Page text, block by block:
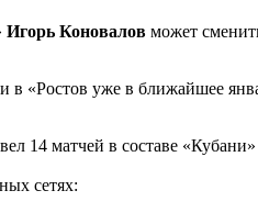
Игорь Коновалов может
в «Ростов уже в ближайшее
14 матчей в составе
сетях: